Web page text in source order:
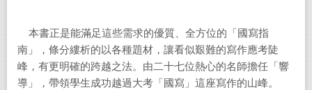
本書正是能滿足這些需求的優質、全方位的「國寫指
南」，條分縷析的以各種題材，讓看似艱難的寫作應考陡
峰，有更明確的跨越之法。由二十七位熱心的名師擔任「響
導」，帶領學生成功越過大考「國寫」這座寫作的山峰。